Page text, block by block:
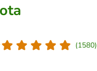
(1580)